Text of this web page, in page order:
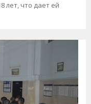
лет, что дает ей